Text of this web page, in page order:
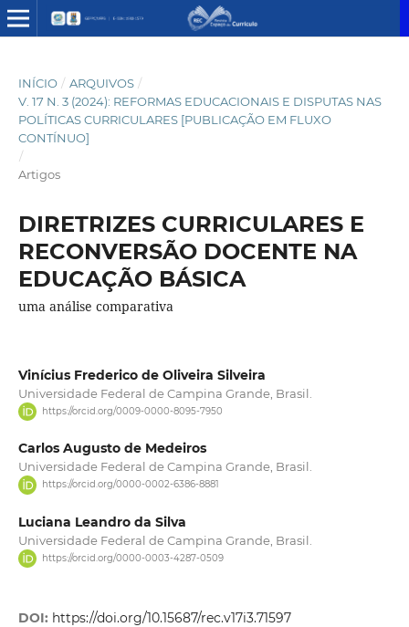
INÍCIO / ARQUIVOS /
V. 17 N. 3 (2024): REFORMAS EDUCACIONAIS E DISPUTAS NAS
POLÍTICAS CURRICULARES [PUBLICAÇÃO EM FLUXO
CONTÍNUO]
/
Artigos
DIRETRIZES CURRICULARES E
RECONVERSÃO DOCENTE NA
EDUCAÇÃO BÁSICA
uma análise comparativa
Vinícius Frederico de Oliveira Silveira
Universidade Federal de Campina Grande, Brasil.
https://orcid.org/0009-0000-8095-7950
Carlos Augusto de Medeiros
Universidade Federal de Campina Grande, Brasil.
https://orcid.org/0000-0002-6386-8881
Luciana Leandro da Silva
Universidade Federal de Campina Grande, Brasil.
https://orcid.org/0000-0003-4287-0509
DOI: https://doi.org/10.15687/rec.v17i3.71597